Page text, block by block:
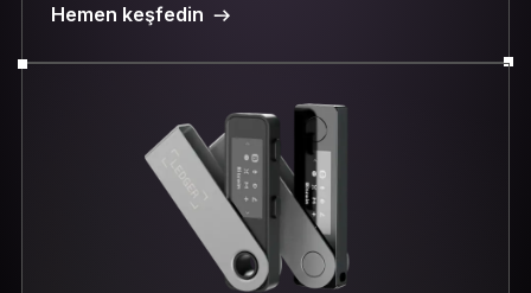
Hemen keşfedin